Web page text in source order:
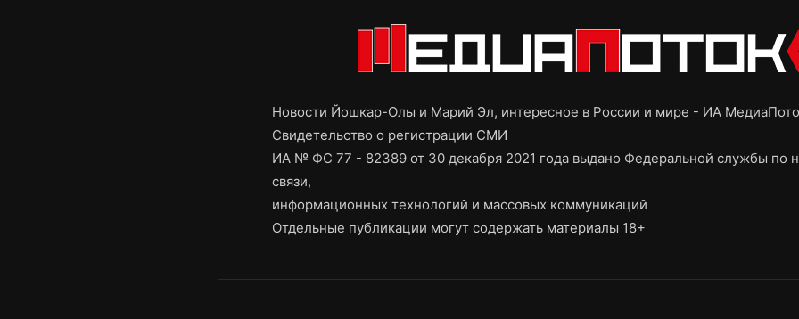
Новости Йошкар-Олы и Марий Эл, интересное в России и мире - ИА
Свидетельство о регистрации СМИ
ИА № ФС 77 - 82389 от 30 декабря 2021 года выдано Федеральной службы по
связи,
информационных технологий и массовых коммуникаций
Отдельные публикации могут содержать материалы 18+